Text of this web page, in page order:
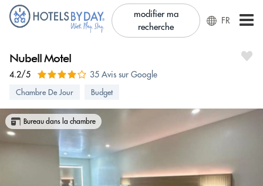
modifier ma
recherche
FR
Nubell Motel
4.2/5 35 Avis sur Google
Chambre De Jour Budget
Bureau dans la chambre